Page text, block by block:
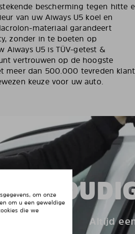
bescherming tegen hitte
van uw Aiways U5 koel en
materiaal garandeert
zonder in te boeten op
Aiways U5 is TÜV-getest &
vertrouwen op de hoogste
meer dan 500.000 tevreden
keuze voor uw auto.
Altijd
om onze
om u een geweldige
die we